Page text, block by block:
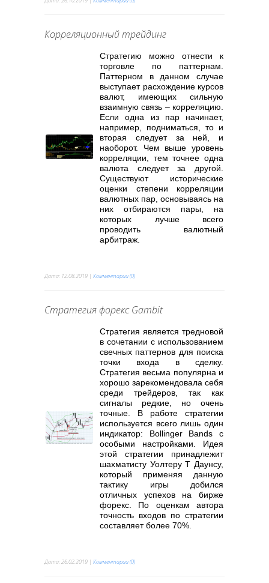
Корреляционный трейдинг
Стратегию можно отнести к
торговле по паттернам.
Паттерном в данном случае
выступает расхождение курсов
валют, имеющих сильную
взаимную связь – корреляцию.
Если одна из пар начинает,
например, подниматься, то и
вторая следует за ней, и
наоборот. Чем выше уровень
корреляции, тем точнее одна
валюта следует за другой.
Существуют исторические
оценки степени корреляции
валютных пар, основываясь на
них отбираются пары, на
которых лучше всего
проводить валютный
арбитраж.
Дата: 12.08.2019 | Комментарии (0)
Стратегия форекс Gambit
Стратегия является тредновой
в сочетании с использованием
свечных паттернов для поиска
точки входа в сделку.
Стратегия весьма популярна и
хорошо зарекомендовала себя
среди трейдеров, так как
сигналы редкие, но очень
точные. В работе стратегии
используется всего лишь один
индикатор: Bollinger Bands с
особыми настройками. Идея
этой стратегии принадлежит
шахматисту Уолтеру Т Даунсу,
который применяя данную
тактику игры добился
отличных успехов на бирже
форекс. По оценкам автора
точность входов по стратегии
составляет более 70%.
Дата:26.02.2019 | Комментарии (0)